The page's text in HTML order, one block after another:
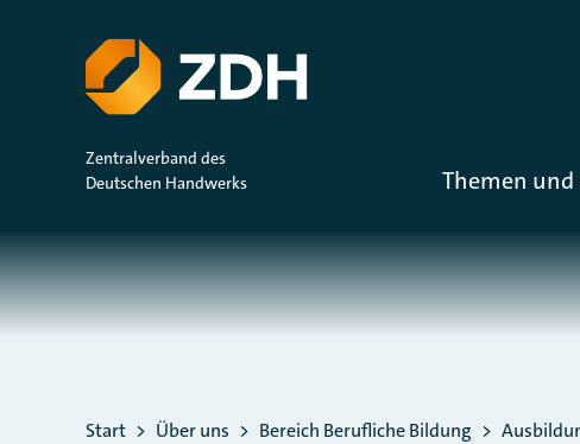
ZUM HAUPTINHALT SPRINGEN
Zentralverband des
Deutschen Handwerks
Themen
Sie befinden sich hier:
Start Über uns Bereich Berufliche Bildung